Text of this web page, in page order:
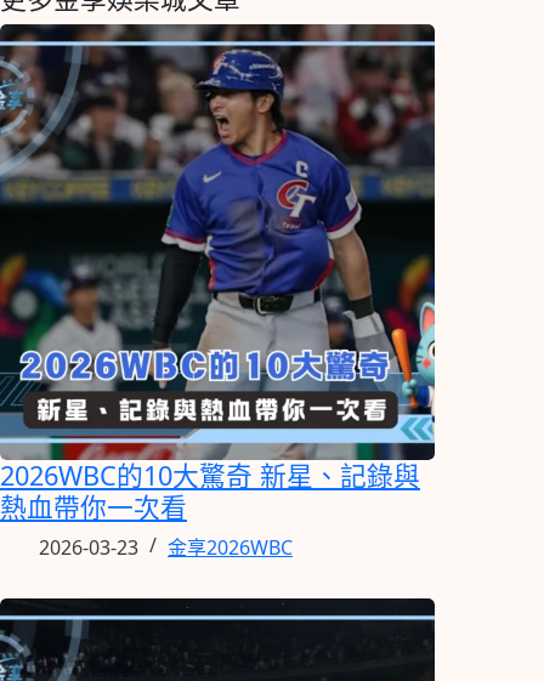
2026WBC的10大驚奇 新星、記錄與
熱血帶你一次看
2026-03-23 金享2026WBC